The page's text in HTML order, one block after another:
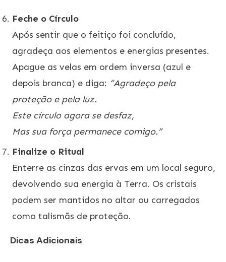
Feche o Círculo
Após sentir que o feitiço foi concluído,
agradeça aos elementos e energias presentes.
Apague as velas em ordem inversa (azul e
depois branca) e diga: “Agradeço pela
proteção e pela luz.
Este círculo agora se desfaz,
Mas sua força permanece comigo.”
Finalize o Ritual
Enterre as cinzas das ervas em um local seguro,
devolvendo sua energia à Terra. Os cristais
podem ser mantidos no altar ou carregados
como talismãs de proteção.
Dicas Adicionais